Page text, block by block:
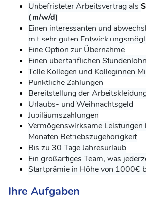
Unbefristeter Arbeitsvertrag als
(m/w/d)
Einen interessanten und
mit sehr guten
Eine Option zur Übernahme
Einen übertariflichen Stundenlohn
Tolle Kollegen und Kolleginnen
Pünktliche Zahlungen
Bereitstellung der
Urlaubs- und Weihnachtsgeld
Jubiläumszahlungen
Vermögenswirksame Leistungen
Monaten Betriebszugehörigkeit
Bis zu 30 Tage Jahresurlaub
Ein großartiges Team, was
Startprämie in Höhe von 1000€
Ihre Aufgaben